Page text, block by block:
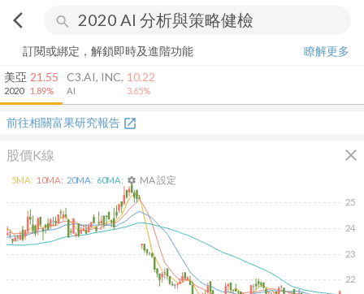
arrow_back_ios search
訂閱或綁定，解鎖即時及進階功能
瞭解更多
美亞
2020
21.55
1.89%
C3.AI, INC.
AI
10.22
3.65%
前往相關富果研究報告 open_in_new
股價K線 close
22
23
24
25
5MA: 10MA: 20MA: 60MA: settings MA 設定